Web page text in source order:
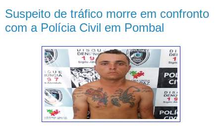
Suspeito de tráfico morre em confronto
com a Polícia Civil em Pombal